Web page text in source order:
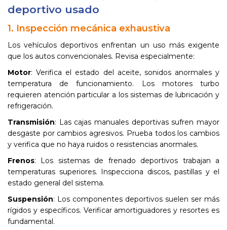
deportivo usado
1. Inspección mecánica exhaustiva
Los vehículos deportivos enfrentan un uso más exigente
que los autos convencionales. Revisa especialmente:
Motor: Verifica el estado del aceite, sonidos anormales y
temperatura de funcionamiento. Los motores turbo
requieren atención particular a los sistemas de lubricación y
refrigeración.
Transmisión: Las cajas manuales deportivas sufren mayor
desgaste por cambios agresivos. Prueba todos los cambios
y verifica que no haya ruidos o resistencias anormales.
Frenos: Los sistemas de frenado deportivos trabajan a
temperaturas superiores. Inspecciona discos, pastillas y el
estado general del sistema.
Suspensión: Los componentes deportivos suelen ser más
rígidos y específicos. Verificar amortiguadores y resortes es
fundamental.